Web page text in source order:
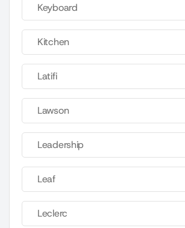
Keyboard
Kitchen
Latifi
Lawson
Leadership
Leaf
Leclerc